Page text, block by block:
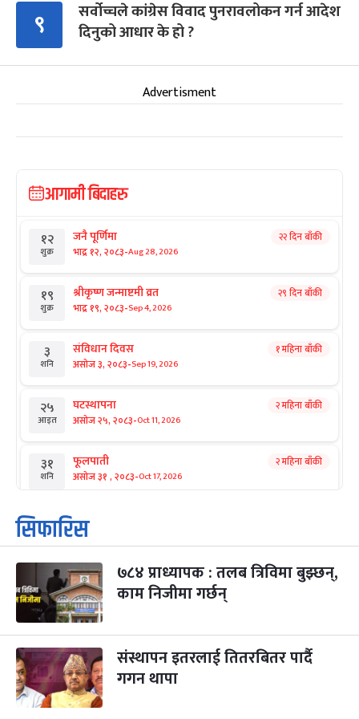
९
सर्वोच्चले कांग्रेस विवाद पुनरावलोकन गर्न आदेश
दिनुको आधार के हो ?
Advertisment
आगामी बिदाहरु
१२
शुक्र
जनै पूर्णिमा
भाद्र १२, २०८३-Aug 28, 2026
२२ दिन बाँकी
१९
शुक्र
श्रीकृष्ण जन्माष्टमी व्रत
भाद्र १९, २०८३-Sep 4, 2026
२९ दिन बाँकी
३
शनि
संविधान दिवस
असोज ३, २०८३-Sep 19, 2026
१ महिना बाँकी
२५
आइत
घटस्थापना
असोज २५, २०८३-Oct 11, 2026
२ महिना बाँकी
३१
शनि
फूलपाती
असोज ३१ , २०८३-Oct 17, 2026
२ महिना बाँकी
१
आइत
कार्तिक सङ्क्रान्ति
कार्तिक १, २०८३
३
मंगल
महानवमी
कार्तिक ३, २०८३-Oct 20, 2026
२ महिना बाँकी
४
बुध कार्तिक ४, २०८३
५
बिहि
पापा‌ङ्कुशा एकादशी व्रत
कार्तिक ५, २०८३
सिफारिस
७८४ प्राध्यापक : तलब त्रिविमा बुझ्छन्,
काम निजीमा गर्छन्
संस्थापन इतरलाई तितरबितर पार्दै
गगन थापा